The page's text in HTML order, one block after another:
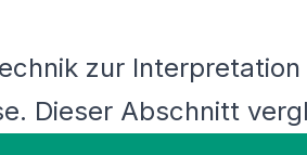
zur
Dieser Abschnitt